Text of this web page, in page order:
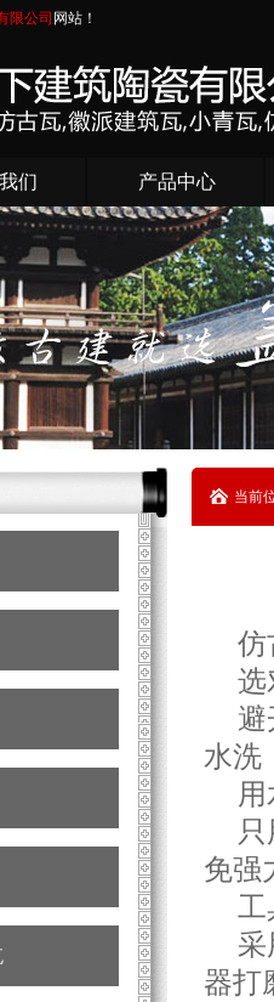
限公司 网站！
们 产品中心
当前
仿
选
避
水洗
用
只
免强
工
采
器打